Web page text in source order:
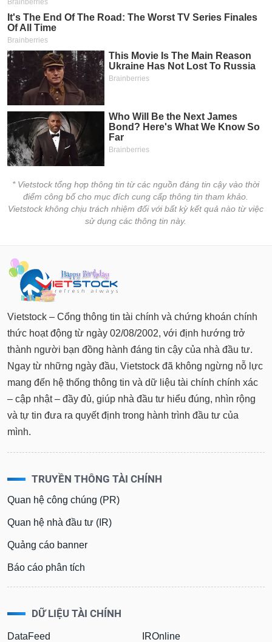
* Vietstock tổng hợp thông tin từ các nguồn đáng tin cậy vào thời
điểm công bố cho mục đích cung cấp thông tin tham khảo.
Vietstock không chịu trách nhiệm đối với bất kỳ kết quả nào từ việc
sử dụng các thông tin này.
Vietstock – Cổng thông tin tài chính và chứng khoán chính
thức hoạt động từ ngày 02/08/2002, với định hướng trở
thành người bạn đồng hành đáng tin cậy của nhà đầu tư.
Ngay từ những ngày đầu, Vietstock đã không ngừng nỗ lực
mang đến hệ thống thông tin và dữ liệu tài chính chính xác
– cập nhật – đầy đủ, giúp nhà đầu tư hiểu đúng, nhìn rộng
và tự tin đưa ra quyết định trong hành trình đầu tư của
mình.
TRUYỀN THÔNG TÀI CHÍNH
Quan hệ công chúng (PR)
Quan hệ nhà đầu tư (IR)
Quảng cáo banner
Báo cáo phân tích
DỮ LIỆU TÀI CHÍNH
DataFeed
IROnline